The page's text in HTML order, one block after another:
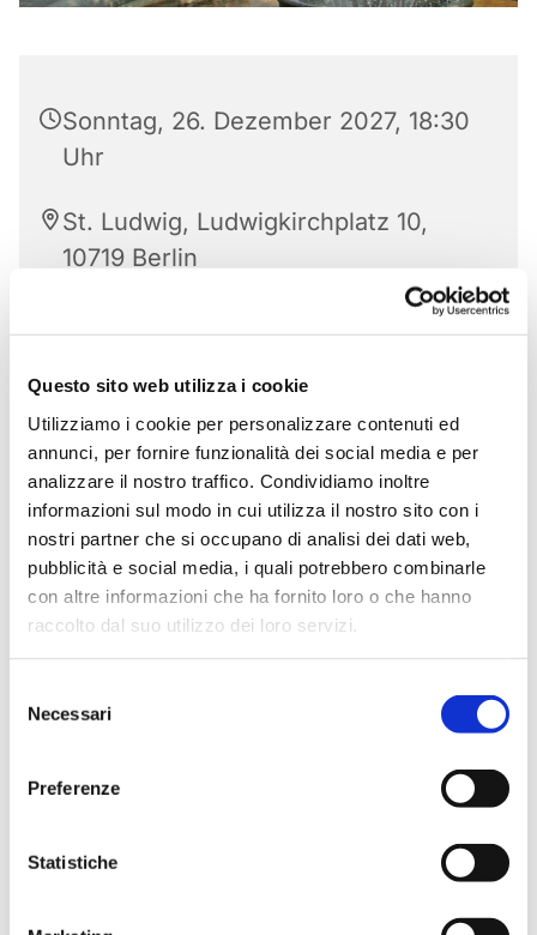
Questo sito web utilizza i cookie
Utilizziamo i cookie per personalizzare contenuti ed
annunci, per fornire funzionalità dei social media e per
analizzare il nostro traffico. Condividiamo inoltre
informazioni sul modo in cui utilizza il nostro sito con i
nostri partner che si occupano di analisi dei dati web,
pubblicità e social media, i quali potrebbero combinarle
con altre informazioni che ha fornito loro o che hanno
raccolto dal suo utilizzo dei loro servizi.
delNecessari
Preferenze
Statistiche
Sonntag, 26. Dezember 2027, 18:30
Uhr
St. Ludwig, Ludwigkirchplatz 10,
10719 Berlin
Dies könnte Sie auch